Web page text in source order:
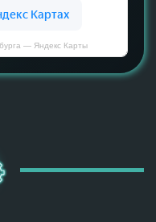
— Яндекс Карты